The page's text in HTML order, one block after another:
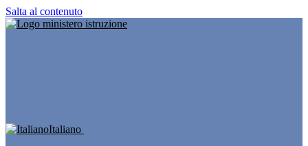
Salta al contenuto
Italiano